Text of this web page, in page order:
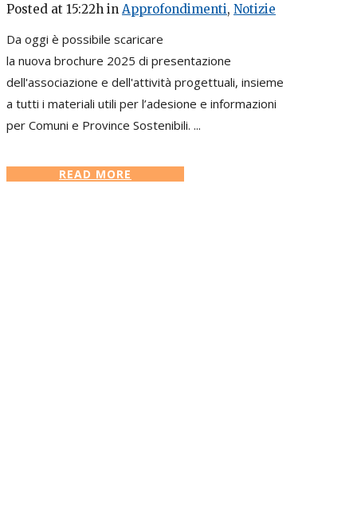
Posted at 15:22h in Approfondimenti, Notizie
Da oggi è possibile scaricare
la nuova brochure 2025 di presentazione
dell'associazione e dell'attività progettuali, insieme
a tutti i materiali utili per l’adesione e informazioni
per Comuni e Province Sostenibili. ...
READ MORE